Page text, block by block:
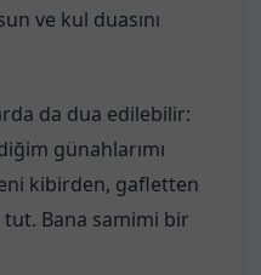
ve kul duasını
da dua edilebilir:
günahlarımı
kibirden, gafletten
Bana samimi bir